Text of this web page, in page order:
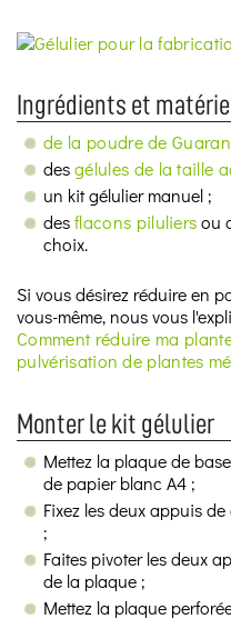
Ingrédients et
de la poudre de
desgélules de la taille
un kit gélulier manuel ;
desflacons piluliersou
choix.
Si vous désirez réduire en
vous-même, nous vous
Comment réduire ma
pulvérisation de plantes
Monter le kit gélulier
Mettez la plaque de
de papier blanc A4 ;
Fixez les deux appuis
;
Faites pivoter les deux
de la plaque ;
Mettez la plaque